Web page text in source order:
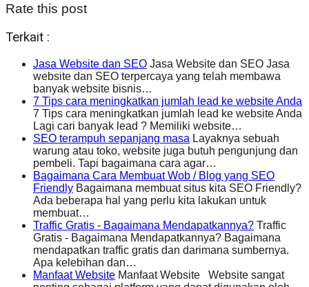
Rate this post
Terkait :
Jasa Website dan SEO Jasa Website dan SEO Jasa
website dan SEO terpercaya yang telah membawa
banyak website bisnis…
7 Tips cara meningkatkan jumlah lead ke website Anda
7 Tips cara meningkatkan jumlah lead ke website Anda
Lagi cari banyak lead ? Memiliki website…
SEO terampuh sepanjang masa Layaknya sebuah
warung atau toko, website juga butuh pengunjung dan
pembeli. Tapi bagaimana cara agar…
Bagaimana Cara Membuat Wob / Blog yang SEO
Friendly Bagaimana membuat situs kita SEO Friendly?
Ada beberapa hal yang perlu kita lakukan untuk
membuat…
Traffic Gratis - Bagaimana Mendapatkannya? Traffic
Gratis - Bagaimana Mendapatkannya? Bagaimana
mendapatkan traffic gratis dan darimana sumbernya.
Apa kelebihan dan…
Manfaat Website Manfaat Website Website sangat